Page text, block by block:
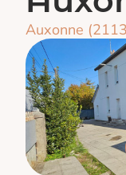
Auxonne